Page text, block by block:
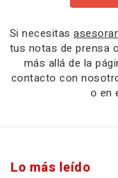
Si necesitas
tus notas de prensa o
más allá de la
contacto con
o en
Lo más leído